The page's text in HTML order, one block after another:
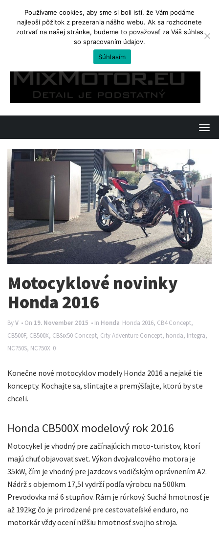
TRENDING
Kawasaki Ninja 650 a Z650. Jedno, či dvojvaječné dvojičky?
content
T
g
l
e
n
a
v
i
Motocyklové novinky
Honda 2016
ByV • On 19. November 2015 • In Honda Honda 2016, CB4 Concept,
CB500F, CB500X, CBSix50 Concept, City Adventure Concept, honda, Integra,
NC750S, NC750X 0
Konečne nové motocyklov modely Honda 2016 a nejaké tie
koncepty. Kochajte sa, slintajte a premýšľajte, ktorú by ste
chceli.
Honda CB500X modelový rok 2016
Motocykel je vhodný pre začínajúcich moto-turistov, ktorí
majú chuť objavovať svet. Výkon dvojvalcového motora je
35kW, čím je vhodný pre jazdcov s vodičským oprávnením A2.
Nádrž s objemom 17,5l vydrží podľa výrobcu na 500km.
Prevodovka má 6 stupňov. Rám je rúrkový. Suchá hmotnosť je
až 192kg čo je prirodzené pre cestovateľské enduro, no
motorkár vždy ocení nižšiu hmotnosť svojho stroja.
Používame cookies, aby sme si boli istí, že Vám podáme
najlepší pôžitok z prezerania nášho webu. Ak sa rozhodnete
zotrvať na našej stránke, budeme to považovať za Váš súhlas
so spracovaním údajov.
Súhlasím